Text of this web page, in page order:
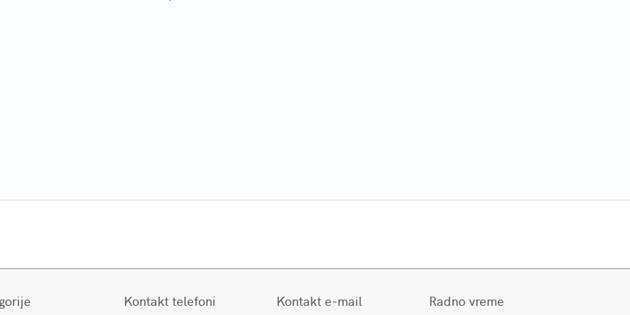
Kontakt telefoni Kontakt e-mail Radno vreme